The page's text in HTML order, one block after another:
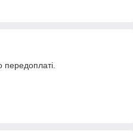
передоплаті.